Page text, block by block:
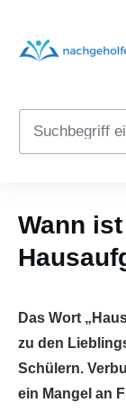
Wann
Das Wort
zu den
Schülern.
ein Mangel an